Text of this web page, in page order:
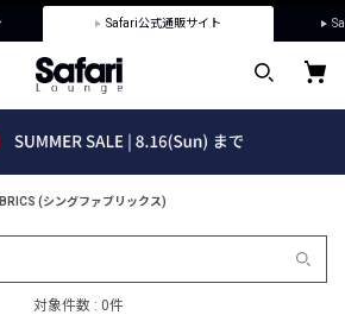
Safari公式通販サイト
(シングファブリックス)
対象件数 : 0件